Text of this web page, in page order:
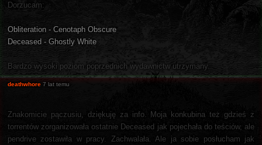
Dorzucam:
Obliteration - Cenotaph Obscure
Deceased - Ghostly White
Bardzo wysoki poziom poprzednich wydawnictw utrzymany.
deathwhore 7 lat temu
Znakomicie pączusiu, dziękuję za info. Moja konkubina też gdzieś z
torrentów zorganizowała ostatnie Deceased jak pojechała do teściów, ale
pendrive zostawiła w pracy. Zachwalała. Ale ja sobie posłucham jak